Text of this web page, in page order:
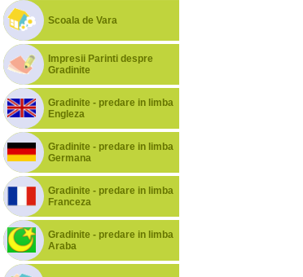
Scoala de Vara
Impresii Parinti despre
Gradinite
Gradinite - predare in limba
Engleza
Gradinite - predare in limba
Germana
Gradinite - predare in limba
Franceza
Gradinite - predare in limba
Araba